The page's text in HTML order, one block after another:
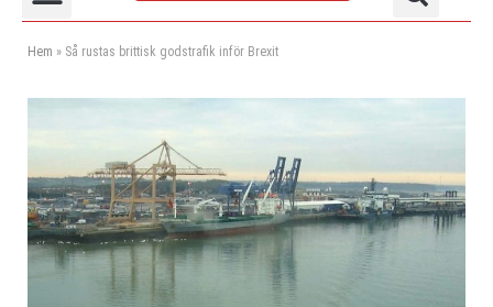
Hem » Så rustas brittisk godstrafik inför Brexit